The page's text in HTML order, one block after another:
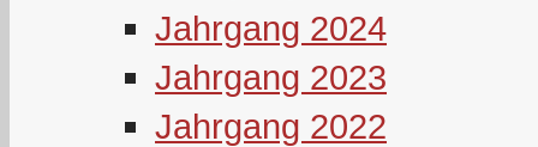
Jahrgang 2024
Jahrgang 2023
Jahrgang 2022